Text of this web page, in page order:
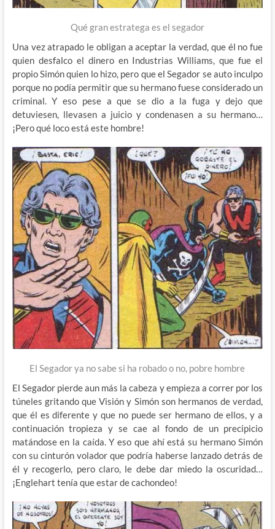
Qué gran estratega es el segador
Una vez atrapado le obligan a aceptar la verdad, que él no fue
quien desfalco el dinero en Industrias Williams, que fue el
propio Simón quien lo hizo, pero que el Segador se auto inculpo
porque no podía permitir que su hermano fuese considerado un
criminal. Y eso pese a que se dio a la fuga y dejo que
detuviesen, llevasen a juicio y condenasen a su hermano…
¡Pero qué loco está este hombre!
El Segador ya no sabe si ha robado o no, pobre hombre
El Segador pierde aun más la cabeza y empieza a correr por los
túneles gritando que Visión y Simón son hermanos de verdad,
que él es diferente y que no puede ser hermano de ellos, y a
continuación tropieza y se cae al fondo de un precipicio
matándose en la caída. Y eso que ahí está su hermano Simón
con su cinturón volador que podría haberse lanzado detrás de
él y recogerlo, pero claro, le debe dar miedo la oscuridad…
¡Englehart tenía que estar de cachondeo!